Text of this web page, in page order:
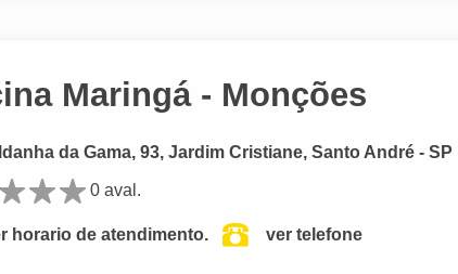
Maringá - Monções
da Gama, 93, Jardim Cristiane, Santo André - SP
0 aval.
horario de atendimento. ver telefone